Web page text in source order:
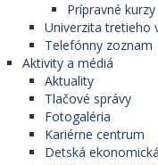
Prípravné kurzy
Univerzita tretieho
Telefónny zoznam
Aktivity a médiá
Aktuality
Tlačové správy
Fotogaléria
Kariérne centrum
Detská